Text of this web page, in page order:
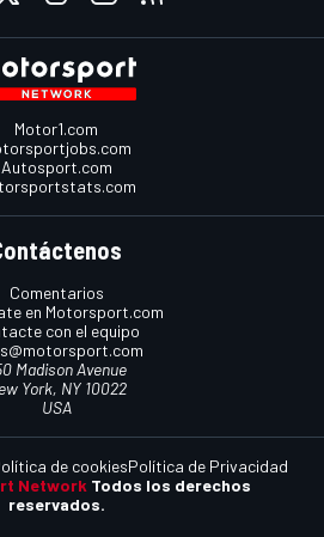
Motor1.com
Autosport.com
Comentarios
en Motorsport.com
con el equipo
Madison Avenue
York, NY 10022
USA
Network Todos los derechos
reservados.
de cookiesPolítica de Privacidad